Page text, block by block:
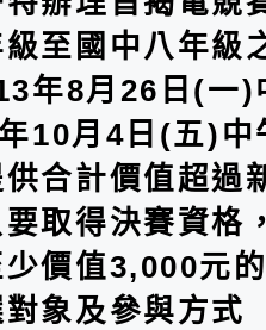
至國中八年級
年8月26日(一)
10月4日(五)中
合計價值超過
取得決賽資格
價值3,000元
象及參與方式